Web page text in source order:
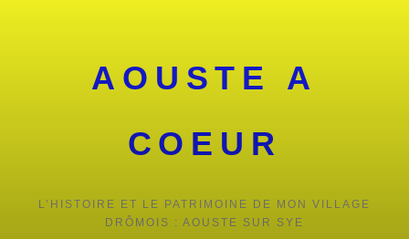
AOUSTE A
COEUR
L’HISTOIRE ET LE PATRIMOINE DE MON VILLAGE
DRÔMOIS : AOUSTE SUR SYE